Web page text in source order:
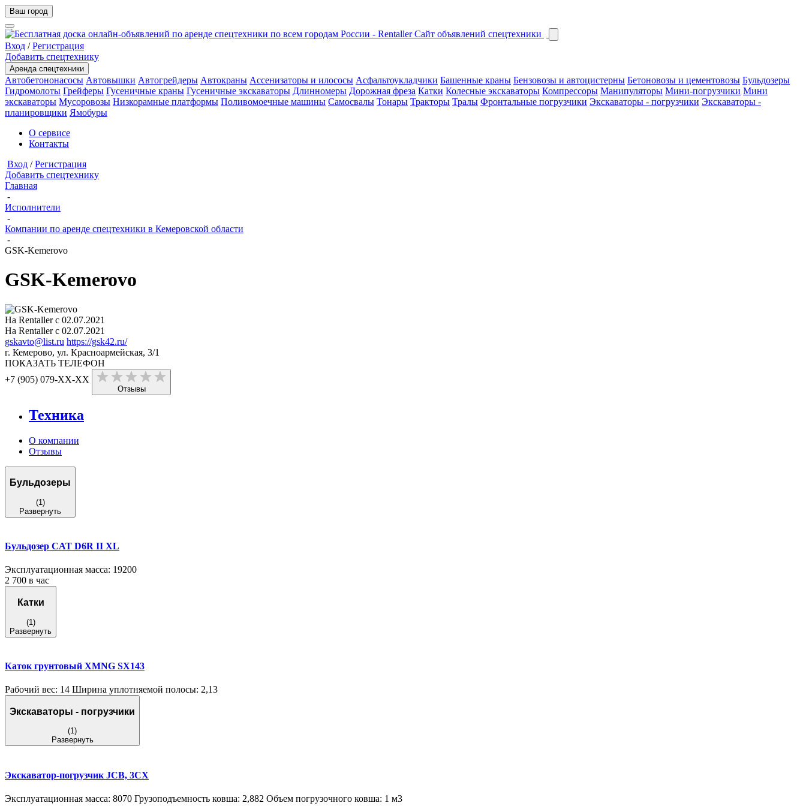
Ваш город
Сайт объявлений спецтехники
Вход /Регистрация
Добавить спецтехнику
Аренда спецтехники
Автобетононасосы Автовышки Автогрейдеры Автокраны Ассенизаторы и илососы Асфальтоукладчики Башенные краны Бензовозы и автоцистерны Бетоновозы и цементовозы Бульдозеры
Гидромолоты Грейферы Гусеничные краны Гусеничные экскаваторы Длинномеры Дорожная фреза Катки Колесные экскаваторы Компрессоры Манипуляторы Мини-погрузчики Мини
экскаваторы Мусоровозы Низкорамные платформы Поливомоечные машины Самосвалы Тонары Тракторы Тралы Фронтальные погрузчики Экскаваторы - погрузчики Экскаваторы -
планировщики Ямобуры
О сервисе
Контакты
Вход /Регистрация
Добавить спецтехнику
Главная
-
Исполнители
-
Компании по аренде спецтехники в Кемеровской области
-
GSK-Kemerovo
GSK-Kemerovo
На Rentaller с 02.07.2021
На Rentaller с 02.07.2021
gskavto@list.ru https://gsk42.ru/
г. Кемерово, ул. Красноармейская, 3/1
ПОКАЗАТЬ ТЕЛЕФОН
+7 (905) 079-XX-XX
Отзывы
Техника
О компании
Отзывы
Бульдозеры
(1)
Развернуть
Бульдозер CAT D6R II XL
Эксплуатационная масса: 19200
2 700 в час
Катки
(1)
Развернуть
Каток грунтовый XMNG SX143
Рабочий вес: 14 Ширина уплотняемой полосы: 2,13
Экскаваторы - погрузчики
(1)
Развернуть
Экскаватор-погрузчик JCB, 3СХ
Эксплуатационная масса: 8070 Грузоподъемность ковша: 2,882 Объем погрузочного ковша: 1 м3